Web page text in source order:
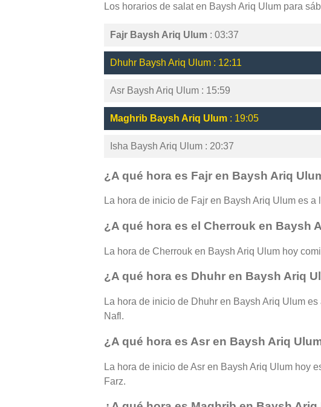
Los horarios de salat en Baysh Ariq Ulum para
Fajr Baysh Ariq Ulum : 03:37
Dhuhr Baysh Ariq Ulum : 12:11
Asr Baysh Ariq Ulum : 15:59
Maghrib Baysh Ariq Ulum : 19:05
Isha Baysh Ariq Ulum : 20:37
¿A qué hora es Fajr en Baysh Ariq
La hora de inicio de Fajr en Baysh Ariq Ulum es
¿A qué hora es el Cherrouk en Baysh
La hora de Cherrouk en Baysh Ariq Ulum hoy
¿A qué hora es Dhuhr en Baysh Ariq
La hora de inicio de Dhuhr en Baysh Ariq Ulum
Nafl.
¿A qué hora es Asr en Baysh Ariq
La hora de inicio de Asr en Baysh Ariq Ulum hoy
Farz.